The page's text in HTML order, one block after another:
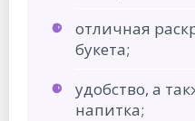
отличная
букета;
удобство, а
напитка;